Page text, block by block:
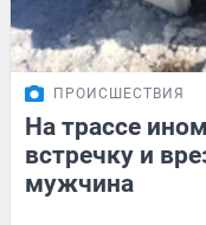
ПРОИСШЕСТВИЯ
На трассе
встречку и
мужчина